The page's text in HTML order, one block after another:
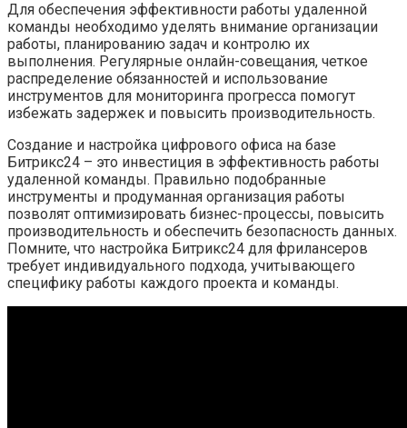
Для обеспечения эффективности работы удаленной
команды необходимо уделять внимание организации
работы, планированию задач и контролю их
выполнения. Регулярные онлайн-совещания, четкое
распределение обязанностей и использование
инструментов для мониторинга прогресса помогут
избежать задержек и повысить производительность.
Создание и настройка цифрового офиса на базе
Битрикс24 – это инвестиция в эффективность работы
удаленной команды. Правильно подобранные
инструменты и продуманная организация работы
позволят оптимизировать бизнес-процессы, повысить
производительность и обеспечить безопасность данных.
Помните, что настройка Битрикс24 для фрилансеров
требует индивидуального подхода, учитывающего
специфику работы каждого проекта и команды.